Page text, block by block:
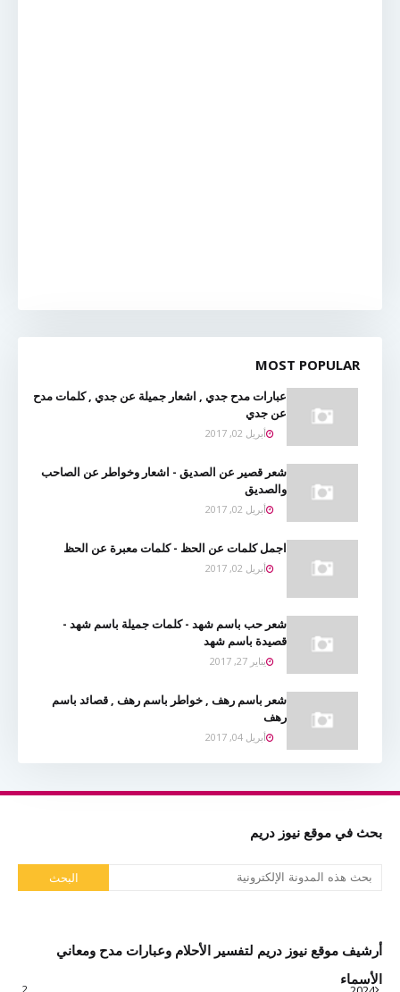
MOST POPULAR
عبارات مدح جدي , اشعار جميلة عن جدي , كلمات مدح
عن جدي
أبريل 02, 2017
شعر قصير عن الصديق - اشعار وخواطر عن الصاحب
والصديق
أبريل 02, 2017
اجمل كلمات عن الحظ - كلمات معبرة عن الحظ
أبريل 02, 2017
شعر حب باسم شهد - كلمات جميلة باسم شهد -
قصيدة باسم شهد
يناير 27, 2017
شعر باسم رهف , خواطر باسم رهف , قصائد باسم
رهف
أبريل 04, 2017
بحث في موقع نيوز دريم
أرشيف موقع نيوز دريم لتفسير الأحلام وعبارات مدح ومعاني
الأسماء
2